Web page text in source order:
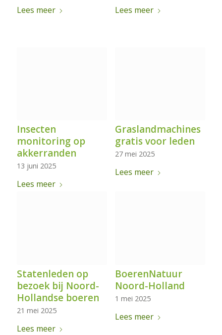
Lees meer Lees meer
Insecten
monitoring op
akkerranden
13 juni 2025
Lees meer
Graslandmachines
gratis voor leden
27 mei 2025
Lees meer
Statenleden op
bezoek bij Noord-
Hollandse boeren
21 mei 2025
Lees meer
BoerenNatuur
Noord-Holland
1 mei 2025
Lees meer